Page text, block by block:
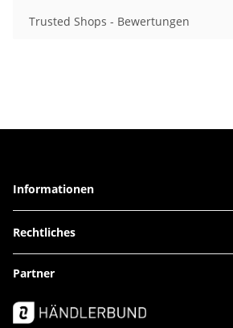
Trusted Shops - Bewertungen
Informationen
Rechtliches
Partner